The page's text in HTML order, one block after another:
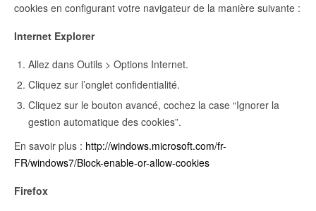
cookies en configurant votre navigateur de la manière suivante :
Internet Explorer
Allez dans Outils > Options Internet.
Cliquez sur l’onglet confidentialité.
Cliquez sur le bouton avancé, cochez la case “Ignorer la
gestion automatique des cookies”.
En savoir plus : http://windows.microsoft.com/fr-
FR/windows7/Block-enable-or-allow-cookies
Firefox